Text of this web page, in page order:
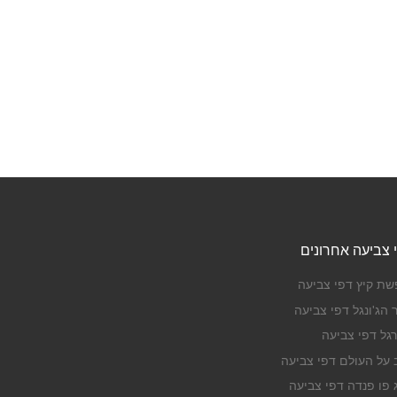
צביעה אחרונים
קיץ דפי צביעה
הג'ונגל דפי צביעה
דפי צביעה
על העולם דפי צביעה
פו פנדה דפי צביעה